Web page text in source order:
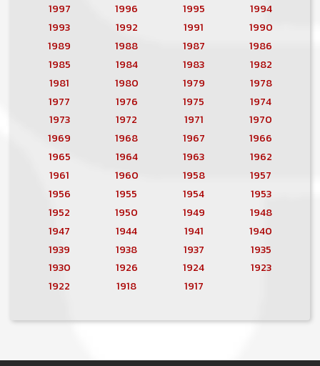
1997
1996 1995
1994
1993
1992 1991
1990
1989
1988 1987
1986
1985
1984 1983
1982
1981
1980 1979
1978
1977
1976 1975
1974
1973
1972 1971
1970
1969
1968 1967
1966
1965
1964 1963
1962
1961
1960 1958
1957
1956
1955 1954
1953
1952
1950 1949
1948
1947
1944 1941
1940
1939
1938 1937
1935
1930
1926 1924
1923
1922
1918 1917